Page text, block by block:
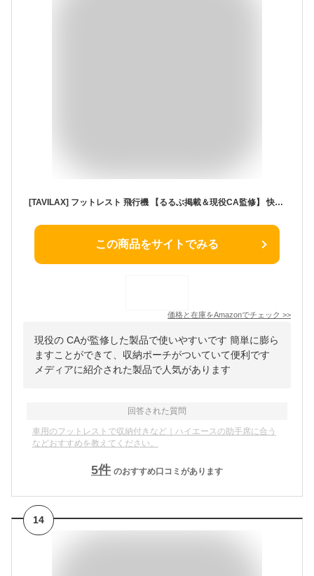
[TAVILAX] フットレスト 飛行機 【るるぶ掲載＆現役CA監修】 快適グッズ 車 足枕 足置き 車中泊マット (グレー)
この商品をサイトでみる
価格と在庫をAmazonでチェック >>
現役の CAが監修した製品で使いやすいです 簡単に膨ら
ますことができて、収納ポーチがついていて便利です
メディアに紹介された製品で人気があります
回答された質問
車用のフットレストで収納付きなど｜ハイエースの助手席に合う
などおすすめを教えてください。
5件 のおすすめ口コミがあります
14